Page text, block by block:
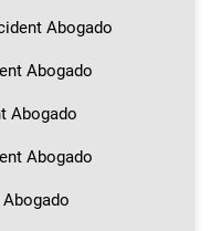
Abogado
Abogado
Abogado
Abogado